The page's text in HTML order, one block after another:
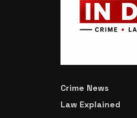
Crime News
Law Explained